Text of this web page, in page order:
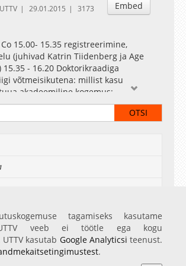
Embed
29.01.2015
3173
15.00- 15.35 registreerimine,
(juhivad Katrin Tiidenberg ja Age
15.35 - 16.20 Doktorikraadiga
võtmeisikutena: millist kasu
akadeemiline kogemus;
töötaja kui probleem
jaoks? Erle Rikman
Ainsaar, TÜ sotsiaalpoliitika
(endine Riigikantselei
TÜ teadus- ja arendusosakonna
sotsiaalvaldkonna
uute uuringuandmete alusel
kohvipaus 17.15 - 17. 40 Paneel
läbimise strateegiad:
on efektiivseim?" Nt õppimine
erialane töö ja
tagamiseks kasutame
veeb ei töötle ega kogu
kasutab Google Analyticsi teenust.
.